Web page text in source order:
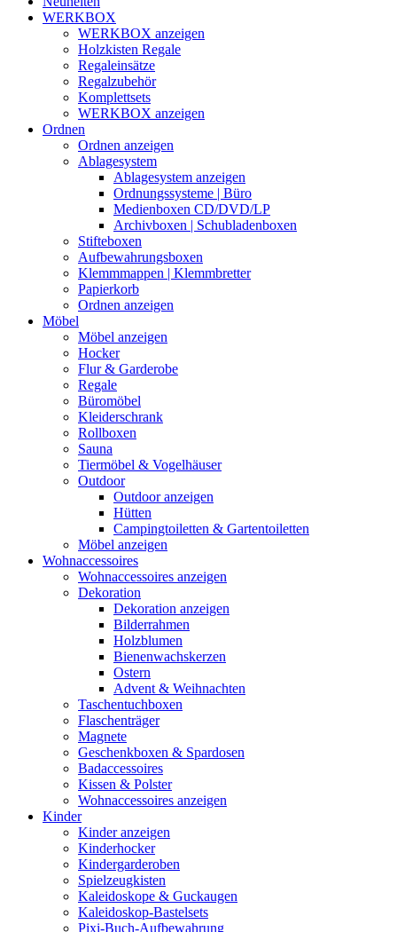
WERKBOX
WERKBOX anzeigen
Holzkisten Regale
Regaleinsätze
Regalzubehör
Komplettsets
WERKBOX anzeigen
Ordnen
Ordnen anzeigen
Ablagesystem
Ablagesystem anzeigen
Ordnungssysteme | Büro
Medienboxen CD/DVD/LP
Archivboxen | Schubladenboxen
Stifteboxen
Aufbewahrungsboxen
Klemmmappen | Klemmbretter
Papierkorb
Ordnen anzeigen
Möbel
Möbel anzeigen
Hocker
Flur & Garderobe
Regale
Büromöbel
Kleiderschrank
Rollboxen
Sauna
Tiermöbel & Vogelhäuser
Outdoor
Outdoor anzeigen
Hütten
Campingtoiletten & Gartentoiletten
Möbel anzeigen
Wohnaccessoires
Wohnaccessoires anzeigen
Dekoration
Dekoration anzeigen
Bilderrahmen
Holzblumen
Bienenwachskerzen
Ostern
Advent & Weihnachten
Taschentuchboxen
Flaschenträger
Magnete
Geschenkboxen & Spardosen
Badaccessoires
Kissen & Polster
Wohnaccessoires anzeigen
Kinder
Kinder anzeigen
Kinderhocker
Kindergarderoben
Spielzeugkisten
Kaleidoskope & Guckaugen
Kaleidoskop-Bastelsets
Pixi-Buch-Aufbewahrung